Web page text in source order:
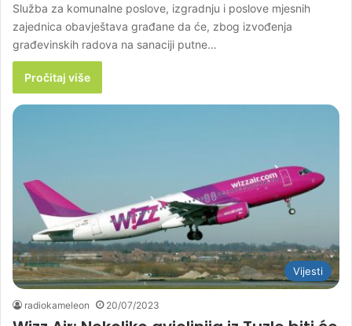
Služba za komunalne poslove, izgradnju i poslove mjesnih
zajednica obavještava građane da će, zbog izvođenja
građevinskih radova na sanaciji putne…
Pročitaj više
Vijesti
radiokameleon 20/07/2023